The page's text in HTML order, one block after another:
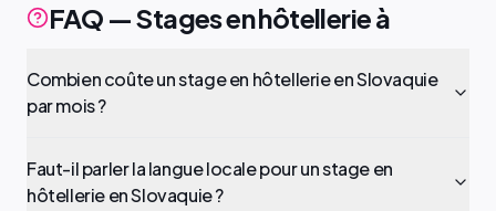
FAQ — Stages en hôtellerie à
Combien coûte un stage en hôtellerie en Slovaquie
par mois ?
Faut-il parler la langue locale pour un stage en
hôtellerie en Slovaquie ?